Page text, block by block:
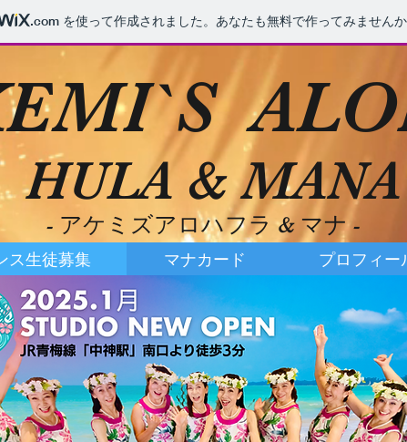
.com を使って作成されました。あなたも無料で作ってみません
HULA & MANA
- アケミズアロハフラ & マナ-
ス生徒募集 マナカード プロフィー